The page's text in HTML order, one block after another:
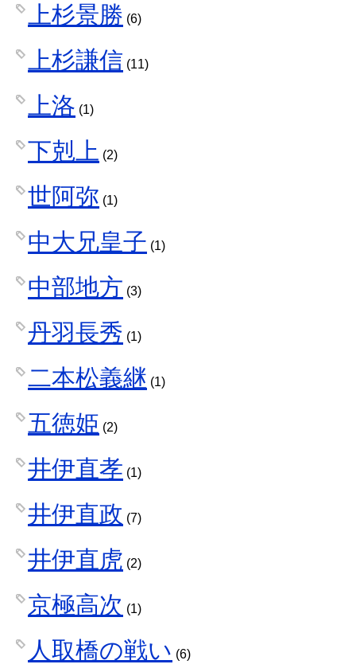
上杉景勝 (6)
上杉謙信 (11)
上洛 (1)
下剋上 (2)
世阿弥 (1)
中大兄皇子 (1)
中部地方 (3)
丹羽長秀 (1)
二本松義継 (1)
五徳姫 (2)
井伊直孝 (1)
井伊直政 (7)
井伊直虎 (2)
京極高次 (1)
人取橋の戦い (6)